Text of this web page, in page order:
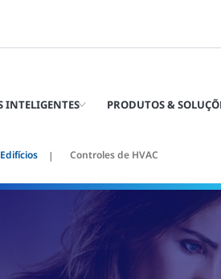
INTELIGENTES PRODUTOS &
Controles de HVAC